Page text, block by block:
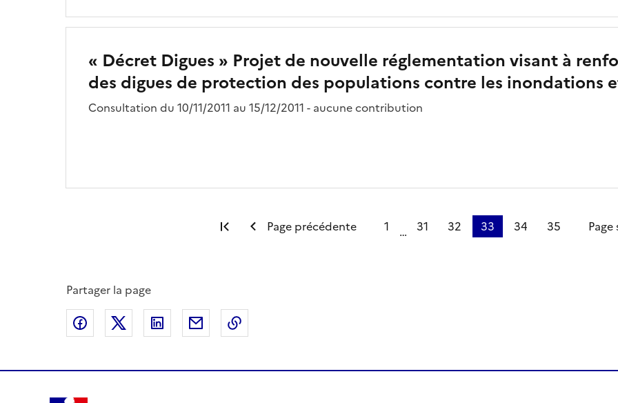
« Décret Digues » Projet de nouvelle réglementation visant à
des digues de protection des populations contre les inondations
Consultation du 10/11/2011 au 15/12/2011 - aucune contribution
Première page
Page précédente 1 … 31 32 33 34 35
Partager la page
Partager sur Facebook
Partager sur XPartager sur LinkedIn
Partager par email